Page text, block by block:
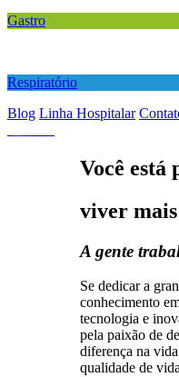
Gastro
Respiratório
Blog Linha Hospitalar
Você está
viver
A gente
Se dedicar a
conhecimento
tecnologia e
pela paixão de
diferença na
qualidade de